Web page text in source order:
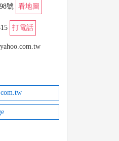
號
看地圖
打電話